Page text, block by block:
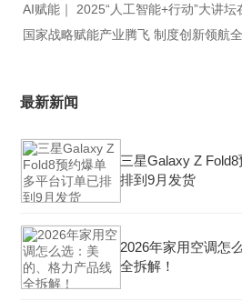
AI赋能｜ 2025“人工智能+行动”大讲坛
国家战略赋能产业腾飞 制度创新领
最新新闻
三星Galaxy Z
排到9月发货
2026年家用空调怎
全拆解！